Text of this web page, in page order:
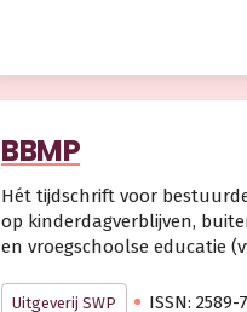
BBMP
Hét tijdschrift voor
op kinderdagverblijven,
en vroegschoolse educatie
Uitgeverij SWP ISSN: 2589-